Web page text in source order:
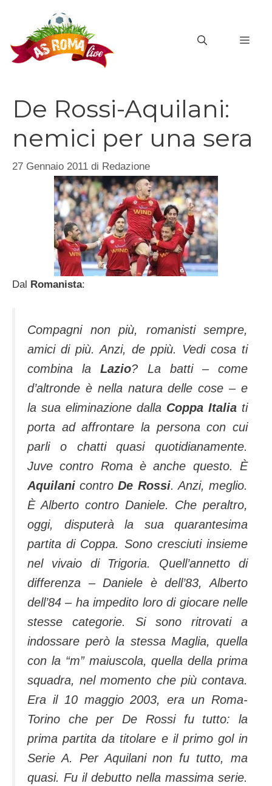
contenuto
De Rossi-Aquilani:
nemici per una sera
27 Gennaio 2011 di Redazione
Dal Romanista:
Compagni non più, romanisti sempre,
amici di più. Anzi, de ppiù. Vedi cosa ti
combina laLazio? La batti – come
d’altronde è nella natura delle cose – e
la sua eliminazione dalla Coppa Italia ti
porta ad affrontare la persona con cui
parli o chatti quasi quotidianamente.
Juve contro Roma è anche questo. È
Aquilani controDe Rossi. Anzi, meglio.
È Alberto contro Daniele. Che peraltro,
oggi, disputerà la sua quarantesima
partita di Coppa. Sono cresciuti insieme
nel vivaio di Trigoria. Quell’annetto di
differenza – Daniele è dell’83, Alberto
dell’84 – ha impedito loro di giocare nelle
stesse categorie. Si sono ritrovati a
indossare però la stessa Maglia, quella
con la “m” maiuscola, quella della prima
squadra, nel momento che più contava.
Era il 10 maggio 2003, era un Roma-
Torino che per De Rossi fu tutto: la
prima partita da titolare e il primo gol in
Serie A. Per Aquilani non fu tutto, ma
quasi. Fu il debutto nella massima serie.